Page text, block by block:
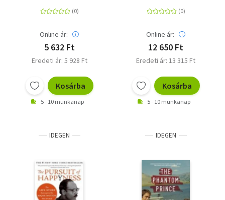
Online ár:
5 632 Ft
Eredeti ár: 5 928 Ft
Kosárba
5 - 10 munkanap
Online ár:
12 650 Ft
Eredeti ár: 13 315 Ft
Kosárba
5 - 10 munkanap
IDEGEN IDEGEN